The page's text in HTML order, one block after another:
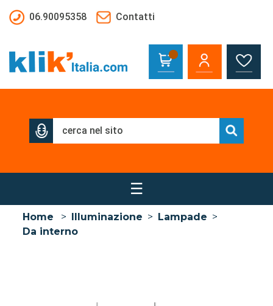
06.90095358
Contatti
☰
Home > Illuminazione > Lampade >
Da interno